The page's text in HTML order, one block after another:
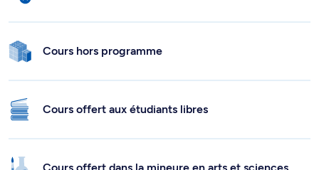
Cours hors programme
Cours offert aux étudiants libres